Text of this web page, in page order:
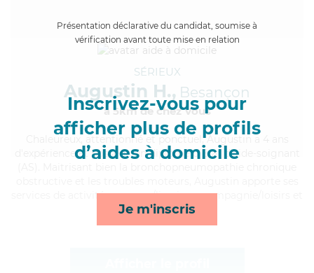
Présentation déclarative du candidat, soumise à
vérification avant toute mise en relation
Inscrivez-vous pour
afficher plus de profils
d’aides à domicile
Je m'inscris
SÉRIEUX
Augustin H., Besançon
à 5km de chez Vous
, attentionné et ponctuel, Augustin a 4 ans
d'expérience et possède un diplôme d'Etat d'aide-soignant
services de activités, courses/livraison, compagnie/loisirs et
toilette/habillage*